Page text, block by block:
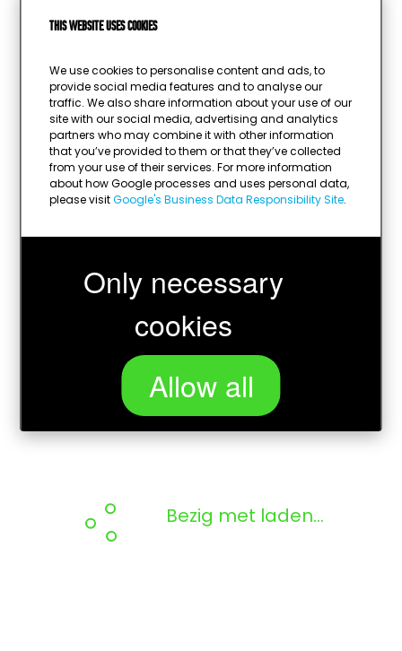
This website uses cookies
We use cookies to personalise content and ads, to
provide social media features and to analyse our
traffic. We also share information about your use of our
site with our social media, advertising and analytics
partners who may combine it with other information
that you’ve provided to them or that they’ve collected
from your use of their services. For more information
about how Google processes and uses personal data,
please visitGoogle's Business Data Responsibility Site.
Only necessary
cookies
Allow all
Kleur:
goud, zwart
Sport:
nr. 1
Afbeelding mogelijk:
ja
Diameter afbeelding:
25mm
Graveerplaatje mogelijk: ja
Kleur graveerplaatje:
goud
Bezig met laden...